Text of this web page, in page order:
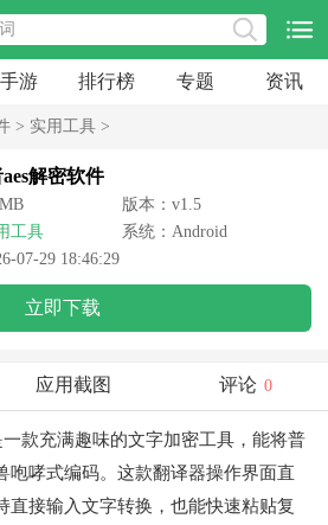
手游 排行榜 专题 资讯
> 实用工具 >
解密软件
版本：v1.5
工具
系统：Android
07-29 18:46:29
立即下载
应用截图 评论 0
款充满趣味的文字加密工具，能将普
咆哮式编码。这款翻译器操作界面直
直接输入文字转换，也能快速粘贴复